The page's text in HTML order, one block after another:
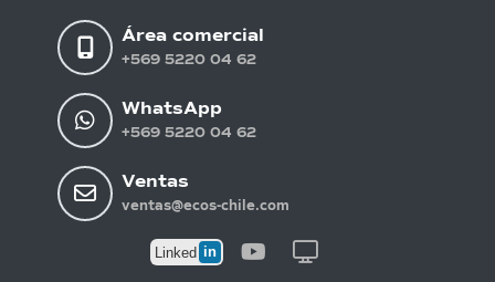
Área comercial
+569 5220 04 62
WhatsApp
+569 5220 04 62
Ventas
ventas@ecos-chile.com
Linked in